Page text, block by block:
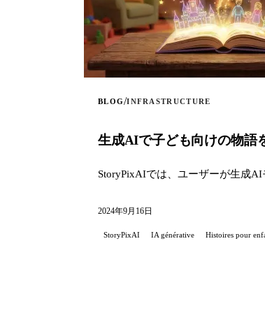
BLOG/INFRASTRUCTURE
生成AIで子ども向けの物語
StoryPixAIでは、ユーザーが生成
2024年9月16日
StoryPixAI IA générative Histoires pour